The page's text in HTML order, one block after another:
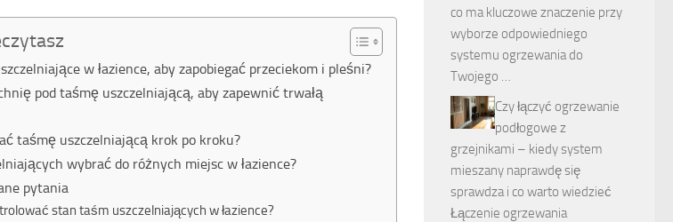
w łazience, aby zapobiegać przeciekom i pleśni?
pod taśmę uszczelniającą, aby zapewnić trwałą
taśmę uszczelniającą krok po kroku?
wybrać do różnych miejsc w łazience?
pytania
stan taśm uszczelniających w łazience?
co ma kluczowe znaczenie przy
wyborze odpowiedniego
systemu ogrzewania do
Twojego …
Czy łączyć ogrzewanie
podłogowe z
grzejnikami – kiedy system
mieszany naprawdę się
sprawdza i co warto wiedzieć
Łączenie ogrzewania